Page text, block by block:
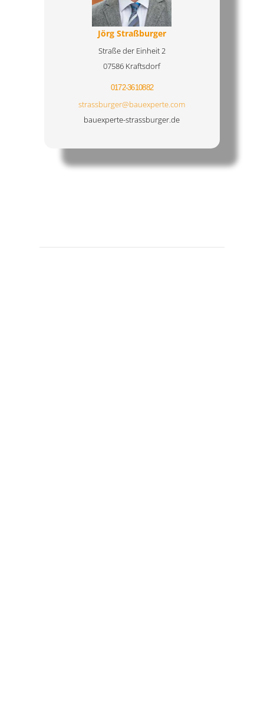
Jörg Straßburger
Straße der Einheit 2
07586 Kraftsdorf
0172-3610882
strassburger@bauexperte.com
bauexperte-strassburger.de